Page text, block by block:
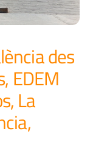
des
EDEM
La